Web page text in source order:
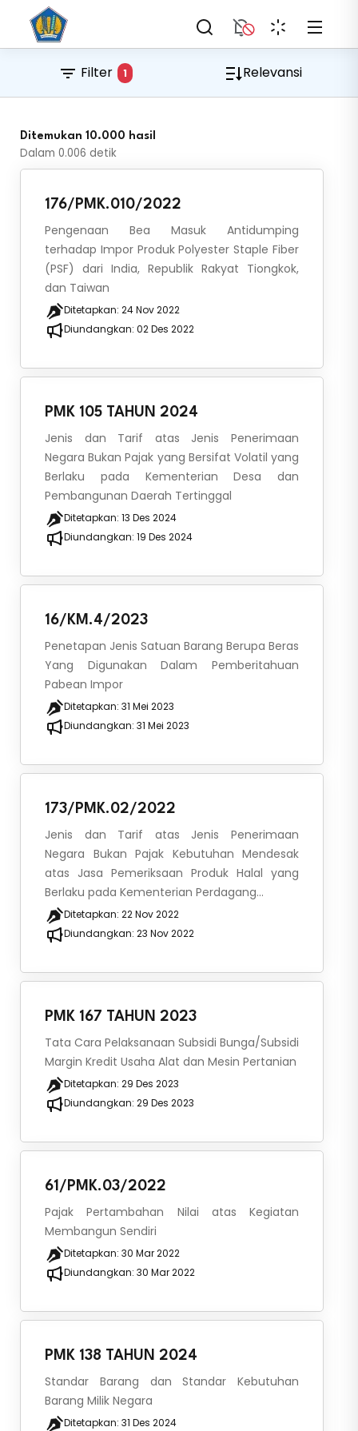
Filter 1 Relevansi
Ditemukan 10.000 hasil
Dalam 0.006 detik
176/PMK.010/2022
Pengenaan Bea Masuk Antidumping
terhadap Impor Produk Polyester Staple Fiber
(PSF) dari India, Republik Rakyat Tiongkok,
dan Taiwan
Ditetapkan: 24 Nov 2022
Diundangkan: 02 Des 2022
PMK 105 TAHUN 2024
Jenis dan Tarif atas Jenis Penerimaan
Negara Bukan Pajak yang Bersifat Volatil yang
Berlaku pada Kementerian Desa dan
Pembangunan Daerah Tertinggal
Ditetapkan: 13 Des 2024
Diundangkan: 19 Des 2024
16/KM.4/2023
Penetapan Jenis Satuan Barang Berupa Beras
Yang Digunakan Dalam Pemberitahuan
Pabean Impor
Ditetapkan: 31 Mei 2023
Diundangkan: 31 Mei 2023
173/PMK.02/2022
Jenis dan Tarif atas Jenis Penerimaan
Negara Bukan Pajak Kebutuhan Mendesak
atas Jasa Pemeriksaan Produk Halal yang
Berlaku pada Kementerian Perdagang...
Ditetapkan: 22 Nov 2022
Diundangkan: 23 Nov 2022
PMK 167 TAHUN 2023
Tata Cara Pelaksanaan Subsidi Bunga/Subsidi
Margin Kredit Usaha Alat dan Mesin Pertanian
Ditetapkan: 29 Des 2023
Diundangkan: 29 Des 2023
61/PMK.03/2022
Pajak Pertambahan Nilai atas Kegiatan
Membangun Sendiri
Ditetapkan: 30 Mar 2022
Diundangkan: 30 Mar 2022
PMK 138 TAHUN 2024
Standar Barang dan Standar Kebutuhan
Barang Milik Negara
Ditetapkan: 31 Des 2024